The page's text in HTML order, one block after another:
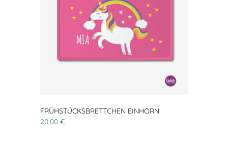
FRÜHSTÜCKSBRETTCHEN EINHORN
20,00 €